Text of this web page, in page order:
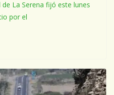
La Serena fijó este lunes
por el